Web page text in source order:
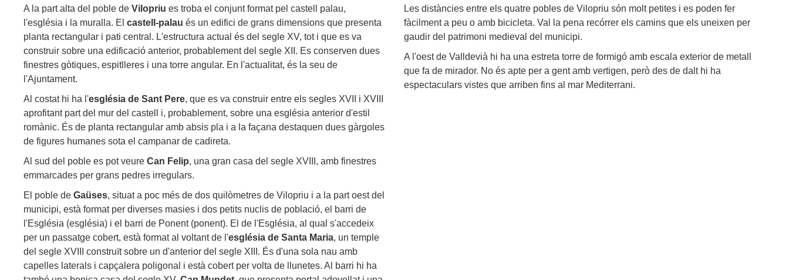
A la part alta del poble de Vilopriu es troba el conjunt format pel castell palau,
l'església i la muralla. El castell-palau és un edifici de grans dimensions que presenta
planta rectangular i pati central. L'estructura actual és del segle XV, tot i que es va
construir sobre una edificació anterior, probablement del segle XII. Es conserven dues
finestres gòtiques, espitlleres i una torre angular. En l'actualitat, és la seu de
l'Ajuntament.
Al costat hi ha l'església de Sant Pere, que es va construir entre els segles XVII i XVIII
aprofitant part del mur del castell i, probablement, sobre una església anterior d'estil
romànic. És de planta rectangular amb absis pla i a la façana destaquen dues gàrgoles
de figures humanes sota el campanar de cadireta.
Al sud del poble es pot veure Can Felip, una gran casa del segle XVIII, amb finestres
emmarcades per grans pedres irregulars.
El poble de Gaüses, situat a poc més de dos quilòmetres de Vilopriu i a la part oest del
municipi, està format per diverses masies i dos petits nuclis de població, el barri de
l'Església (església) i el barri de Ponent (ponent). El de l'Església, al qual s'accedeix
per un passatge cobert, està format al voltant de l'església de Santa Maria, un temple
del segle XVIII construït sobre un d'anterior del segle XIII. És d'una sola nau amb
capelles laterals i capçalera poligonal i està cobert per volta de llunetes. Al barri hi ha
Les distàncies entre els quatre pobles de Vilopriu són molt petites i es poden fer
fàcilment a peu o amb bicicleta. Val la pena recórrer els camins que els uneixen per
gaudir del patrimoni medieval del municipi.
A l'oest de Valldevià hi ha una estreta torre de formigó amb escala exterior de metall
que fa de mirador. No és apte per a gent amb vertigen, però des de dalt hi ha
espectaculars vistes que arriben fins al mar Mediterrani.